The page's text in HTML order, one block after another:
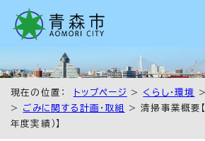
現在の位置： トップページ > くらし・環境
> ごみに関する計画・取組
> 清掃事業概要
年度実績）】